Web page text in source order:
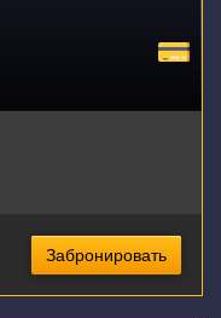
Забронировать